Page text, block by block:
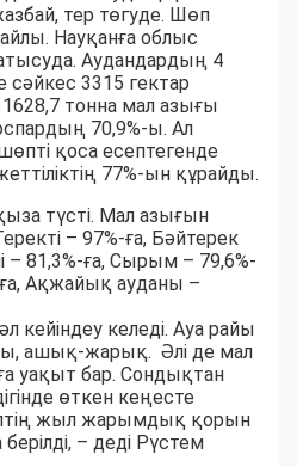
тер төгуде. Шөп
Науқанға облыс
Аудандардың 4
сәйкес 3315 гектар
тонна мал азығы
70,9%-ы. Ал
қоса есептегенде
77%-ын құрайды.
түсті. Мал азығын
– 97%-ға, Бәйтерек
– 81,3%-ға, Сырым – 79,6%-
Ақжайық ауданы –
кейіндеу келеді. Ауа райы
ашық-жарық. Әлі де мал
уақыт бар. Сондықтан
өткен кеңесте
жыл жарымдық қорын
– деді Рүстем